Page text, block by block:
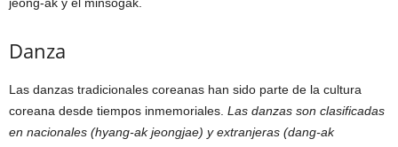
Danza
Las danzas tradicionales coreanas han sido parte de la cultura
coreana desde tiempos inmemoriales. Las danzas son clasificadas
en nacionales (hyang-ak jeongjae) y extranjeras (dang-ak